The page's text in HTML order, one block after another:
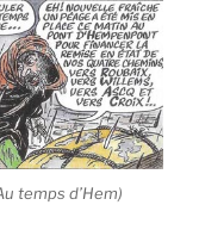
temps d’Hem)